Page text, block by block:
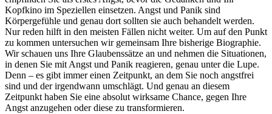
Kopfkino im Speziellen einsetzen. Angst und Panik sind
Körpergefühle und genau dort sollten sie auch behandelt werden.
Nur reden hilft in den meisten Fällen nicht weiter. Um auf den Punkt
zu kommen untersuchen wir gemeinsam Ihre bisherige Biographie.
Wir schauen uns Ihre Glaubenssätze an und nehmen die Situationen,
in denen Sie mit Angst und Panik reagieren, genau unter die Lupe.
Denn – es gibt immer einen Zeitpunkt, an dem Sie noch angstfrei
sind und der irgendwann umschlägt. Und genau an diesem
Zeitpunkt haben Sie eine absolut wirksame Chance, gegen Ihre
Angst anzugehen oder diese zu transformieren.